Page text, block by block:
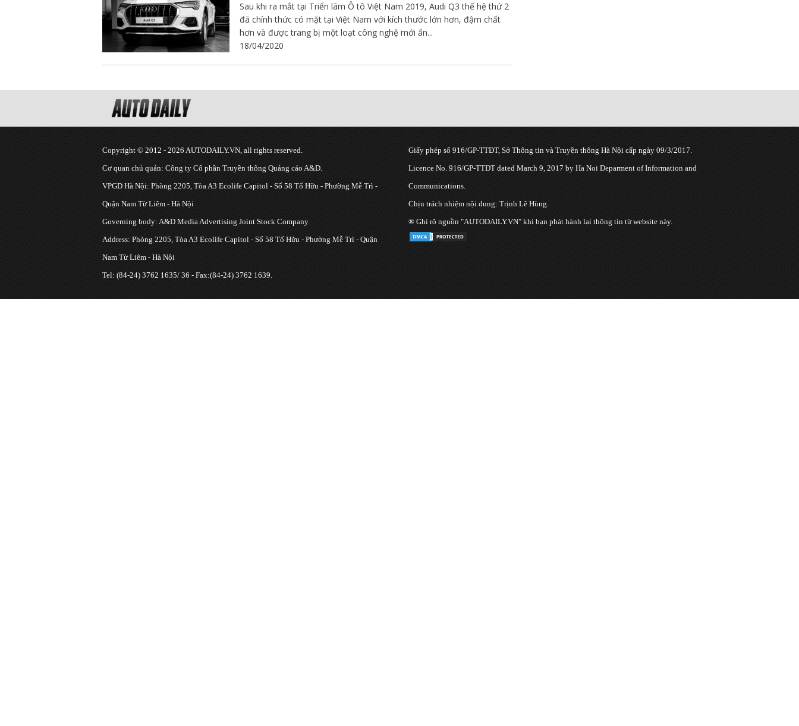
Sau khi ra mắt tại Triển lãm Ô tô Việt Nam 2019, Audi Q3 thế hệ thứ 2
đã chính thức có mặt tại Việt Nam với kích thước lớn hơn, đậm chất
hơn và được trang bị một loạt công nghệ mới ấn...
18/04/2020
Copyright © 2012 - 2026 AUTODAILY.VN, all rights reserved.
Cơ quan chủ quản: Công ty Cổ phần Truyền thông Quảng cáo A&D.
VPGD Hà Nội: Phòng 2205, Tòa A3 Ecolife Capitol - Số 58 Tố Hữu - Phường Mễ Trì -
Quận Nam Từ Liêm - Hà Nội
Governing body: A&D Media Advertising Joint Stock Company
Address: Phòng 2205, Tòa A3 Ecolife Capitol - Số 58 Tố Hữu - Phường Mễ Trì - Quận
Nam Từ Liêm - Hà Nội
Tel: (84-24) 3762 1635/ 36 - Fax:(84-24) 3762 1639.
Giấy phép số 916/GP-TTĐT, Sở Thông tin và Truyền thông Hà Nội cấp ngày 09/3/2017.
Licence No. 916/GP-TTĐT dated March 9, 2017 by Ha Noi Deparment of Information and
Communications.
Chịu trách nhiệm nội dung: Trịnh Lê Hùng.
® Ghi rõ nguồn "AUTODAILY.VN" khi bạn phát hành lại thông tin từ website này.